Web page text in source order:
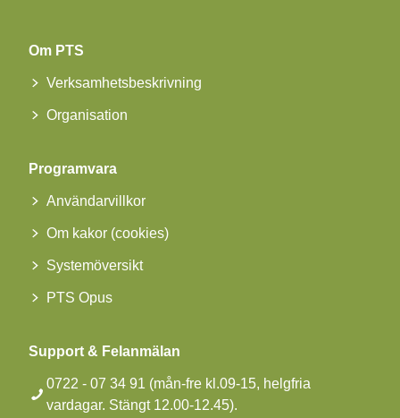
Om PTS
Verksamhetsbeskrivning
Organisation
Programvara
Användarvillkor
Om kakor (cookies)
Systemöversikt
PTS Opus
Support & Felanmälan
0722 - 07 34 91 (mån-fre kl.09-15, helgfria
vardagar. Stängt 12.00-12.45).